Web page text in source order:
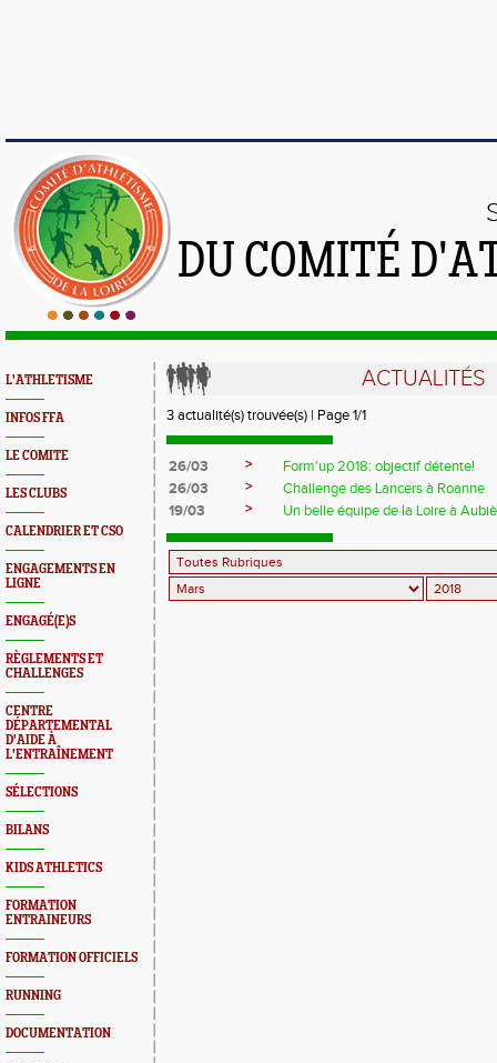
DU COMITÉ
L'ATHLETISME
INFOS FFA
LE COMITE
LES CLUBS
CALENDRIER ET CSO
ENGAGEMENTS EN
LIGNE
ENGAGÉ(E)S
RÈGLEMENTS ET
CHALLENGES
CENTRE
DÉPARTEMENTAL
D'AIDE À
L'ENTRAÎNEMENT
SÉLECTIONS
BILANS
KIDS ATHLETICS
FORMATION
ENTRAINEURS
FORMATION OFFICIELS
RUNNING
DOCUMENTATION
ACTUALITÉS
3 actualité(s) trouvée(s) | Page 1/1
26/03 >
Form'up 2018: objectif détente!
26/03
>
Challenge des Lancers à Roanne
19/03
> Un belle équipe de la Loire à